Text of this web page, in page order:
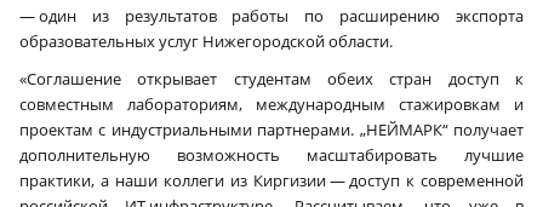
— один из результатов работы по расширению экспорта
образовательных услуг Нижегородской области.
«Соглашение открывает студентам обеих стран доступ к
совместным лабораториям, международным стажировкам и
проектам с индустриальными партнерами. „НЕЙМАРК“ получает
дополнительную возможность масштабировать лучшие
практики, а наши коллеги из Киргизии — доступ к современной